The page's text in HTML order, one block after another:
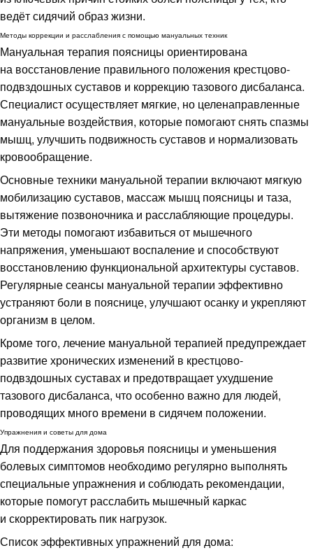
ведёт сидячий образ жизни.
Методы коррекции и расслабления с помощью мануальных техник
Мануальная терапия поясницы ориентирована
на восстановление правильного положения крестцово-
подвздошных суставов и коррекцию тазового дисбаланса.
Специалист осуществляет мягкие, но целенаправленные
мануальные воздействия, которые помогают снять спазмы
мышц, улучшить подвижность суставов и нормализовать
кровообращение.
Основные техники мануальной терапии включают мягкую
мобилизацию суставов, массаж мышц поясницы и таза,
вытяжение позвоночника и расслабляющие процедуры.
Эти методы помогают избавиться от мышечного
напряжения, уменьшают воспаление и способствуют
восстановлению функциональной архитектуры суставов.
Регулярные сеансы мануальной терапии эффективно
устраняют боли в пояснице, улучшают осанку и укрепляют
организм в целом.
Кроме того, лечение мануальной терапией предупреждает
развитие хронических изменений в крестцово-
подвздошных суставах и предотвращает ухудшение
тазового дисбаланса, что особенно важно для людей,
проводящих много времени в сидячем положении.
Упражнения и советы для дома
Для поддержания здоровья поясницы и уменьшения
болевых симптомов необходимо регулярно выполнять
специальные упражнения и соблюдать рекомендации,
которые помогут расслабить мышечный каркас
и скорректировать пик нагрузок.
Список эффективных упражнений для дома: